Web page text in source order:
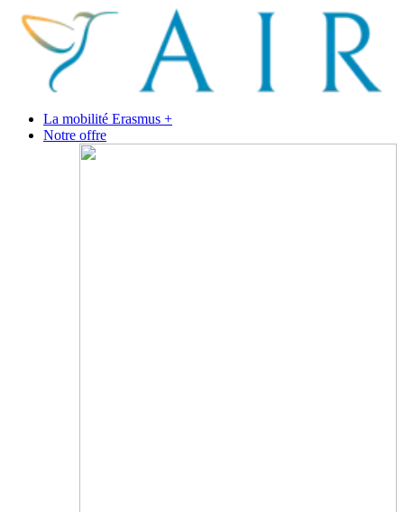
La mobilité Erasmus +
Notre offre